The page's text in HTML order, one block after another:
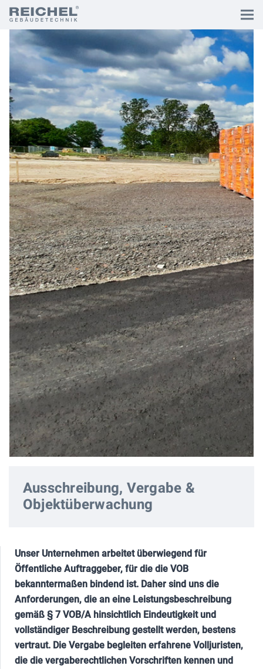
Ausschreibung, Vergabe &
Objektüberwachung
Unser Unternehmen arbeitet überwiegend für
Öffentliche Auftraggeber, für die die VOB
bekanntermaßen bindend ist. Daher sind uns die
Anforderungen, die an eine Leistungsbeschreibung
gemäß § 7 VOB/A hinsichtlich Eindeutigkeit und
vollständiger Beschreibung gestellt werden, bestens
vertraut. Die Vergabe begleiten erfahrene Volljuristen,
die die vergaberechtlichen Vorschriften kennen und